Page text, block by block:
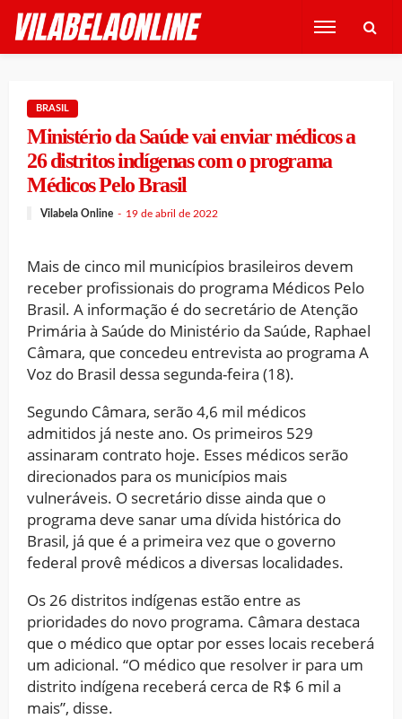
BRASIL
Ministério da Saúde vai enviar médicos a
26 distritos indígenas com o programa
Médicos Pelo Brasil
Vilabela Online 19 de abril de 2022
Mais de cinco mil municípios brasileiros devem
receber profissionais do programa Médicos Pelo
Brasil. A informação é do secretário de Atenção
Primária à Saúde do Ministério da Saúde, Raphael
Câmara, que concedeu entrevista ao programa A
Voz do Brasil dessa segunda-feira (18).
Segundo Câmara, serão 4,6 mil médicos
admitidos já neste ano. Os primeiros 529
assinaram contrato hoje. Esses médicos serão
direcionados para os municípios mais
vulneráveis. O secretário disse ainda que o
programa deve sanar uma dívida histórica do
Brasil, já que é a primeira vez que o governo
federal provê médicos a diversas localidades.
Os 26 distritos indígenas estão entre as
prioridades do novo programa. Câmara destaca
que o médico que optar por esses locais receberá
um adicional. “O médico que resolver ir para um
distrito indígena receberá cerca de R$ 6 mil a
mais”, disse.